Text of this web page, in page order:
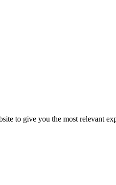
to give you the most relevant